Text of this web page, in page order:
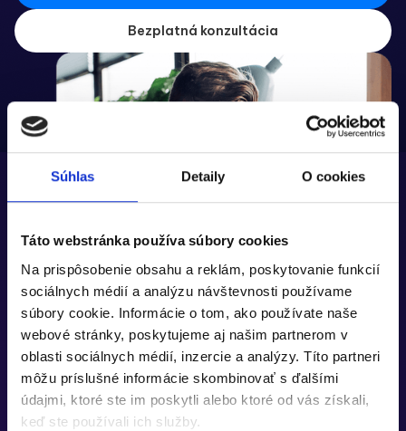
Súhlas Detaily O cookies
Táto webstránka používa súbory cookies
Na prispôsobenie obsahu a reklám, poskytovanie funkcií
sociálnych médií a analýzu návštevnosti používame
súbory cookie. Informácie o tom, ako používate naše
webové stránky, poskytujeme aj našim partnerom v
oblasti sociálnych médií, inzercie a analýzy. Títo partneri
môžu príslušné informácie skombinovať s ďalšími
údajmi, ktoré ste im poskytli alebo ktoré od vás získali,
keď ste používali ich služby.
Bezplatná konzultácia